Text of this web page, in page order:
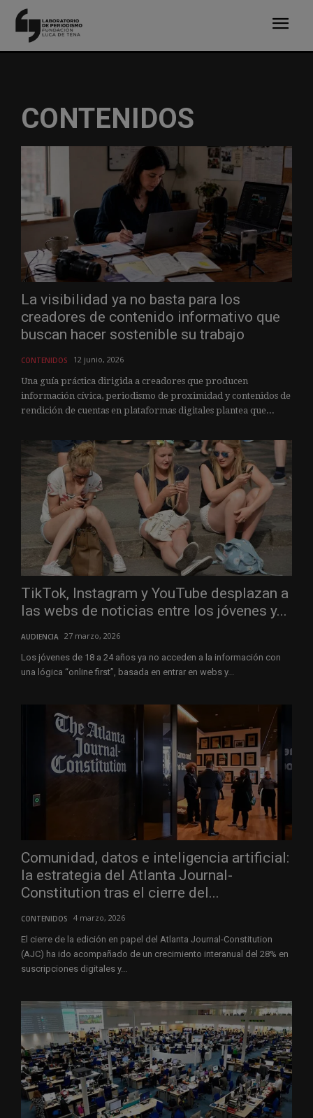
CONTENIDOS
La visibilidad ya no basta para los
creadores de contenido informativo que
buscan hacer sostenible su trabajo
CONTENIDOS 12 junio, 2026
Una guía práctica dirigida a creadores que producen
información cívica, periodismo de proximidad y contenidos de
rendición de cuentas en plataformas digitales plantea que...
TikTok, Instagram y YouTube desplazan a
las webs de noticias entre los jóvenes y...
AUDIENCIA 27 marzo, 2026
Los jóvenes de 18 a 24 años ya no acceden a la información con
una lógica “online first”, basada en entrar en webs y...
Comunidad, datos e inteligencia artificial:
la estrategia del Atlanta Journal-
Constitution tras el cierre del...
CONTENIDOS 4 marzo, 2026
El cierre de la edición en papel del Atlanta Journal-Constitution
(AJC) ha ido acompañado de un crecimiento interanual del 28% en
suscripciones digitales y...